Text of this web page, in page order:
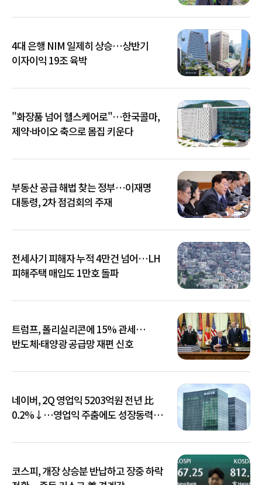
4대 은행 NIM 일제히 상승…상반기
이자이익 19조 육박
"화장품 넘어 헬스케어로"…한국콜마,
제약·바이오 축으로 몸집 키운다
부동산 공급 해법 찾는 정부…이재명
대통령, 2차 점검회의 주재
전세사기 피해자 누적 4만건 넘어…LH
피해주택 매입도 1만호 돌파
트럼프, 폴리실리콘에 15% 관세…
반도체·태양광 공급망 재편 신호
네이버, 2Q 영업익 5203억원 전년 比
0.2%↓…영업익 주춤에도 성장동력
코스피, 개장 상승분 반납하고 장중 하락